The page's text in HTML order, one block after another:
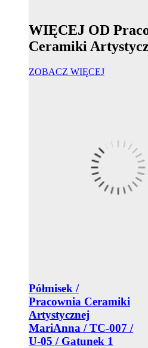
WIĘCEJ OD
Ceramiki
ZOBACZ WIĘCEJ
Półmisek /
Pracownia Ceramiki
Artystycznej
MariAnna / TC-007 /
U-05 / Gatunek 1